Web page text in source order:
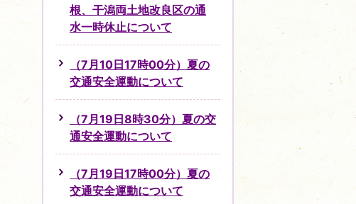
根、干潟両土地改良区の通
水一時休止について
（7月10日17時00分）夏の
交通安全運動について
（7月19日8時30分）夏の交
通安全運動について
（7月19日17時00分）夏の
交通安全運動について